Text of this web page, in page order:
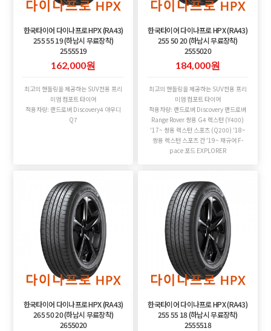
한국타이어 다이나프로 HPX (RA43)
255 55 19 (하남시 무료장착)
2555519
162,000원
최고의 핸들링을 제공하는 SUV전용 프리
미엄 컴포트 타이어
적용차량: 랜드로버 Discovery4 아우디
Q7
한국타이어 다이나프로 HPX (RA43)
255 50 20 (하남시 무료장착)
2555020
184,000원
최고의 핸들링을 제공하는 SUV전용 프리
미엄 컴포트 타이어
적용차량: 랜드로버 Discovery 랜드로버
Range Rover 쌍용 G4 렉스턴 (Y400)
'17~ 쌍용 렉스턴 스포츠 (Q200) '18~
쌍용 렉스턴 스포츠 칸 '19~ 재규어 F-
pace 포드 EXPLORER
한국타이어 다이나프로 HPX (RA43)
265 50 20 (하남시 무료장착)
2655020
한국타이어 다이나프로 HPX (RA43)
255 55 18 (하남시 무료장착)
2555518